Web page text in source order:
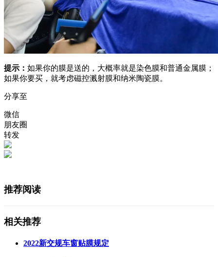
提示： 如果你的膜是送的，大概率就是染色膜和普通金属膜；
如果你要买，就考虑磁控溅射膜和纳米陶瓷膜。
分享至
微信
朋友圈
转发
推荐阅读
相关推荐
2022新交规车窗贴膜规定